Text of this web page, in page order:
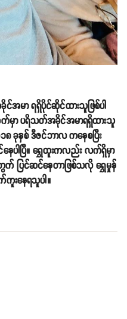
အမာ ရရှိပိုင်ဆိုင်ထားသူဖြစ်ပါ
ာ ပရိသတ်အခိုင်အမာရရှိထားသူ
ခုနှစ် ဒီဇင်ဘာလ ကနေစပြီး
ါပြီ။ ရွှေထူးကလည်း လက်ရှိမှာ
ြင်ဆင်နေတာဖြစ်သလို ရွှေမှုန်
းနေရသူပါ။